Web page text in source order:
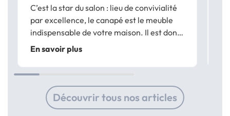
C’est la star du salon : lieu de convivialité
par excellence, le canapé est le meuble
indispensable de votre maison. Il est donc
normal de vouloir le choisir avec soin pour
qu’il s’intègre parfaitement à votre
intérieur et vous apporte confort et...
En savoir plus
Découvrir tous nos articles